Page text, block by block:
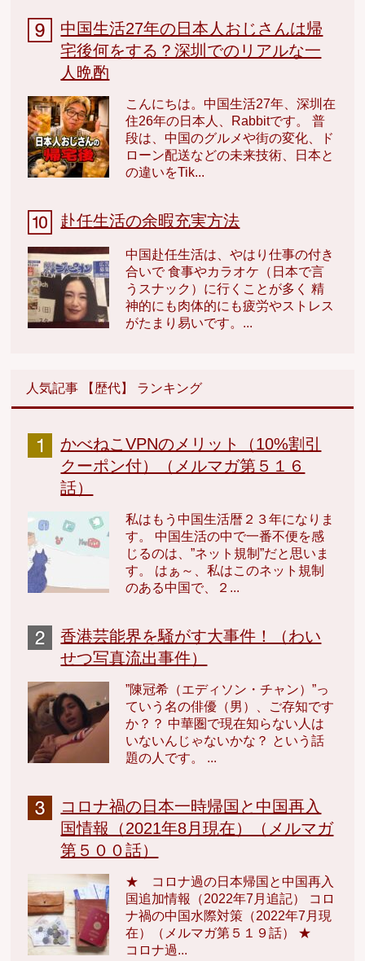
中国生活27年の日本人おじさんは帰
宅後何をする？深圳でのリアルな一
人晩酌
こんにちは。中国生活27年、深圳在
住26年の日本人、Rabbitです。 普
段は、中国のグルメや街の変化、ド
ローン配送などの未来技術、日本と
の違いをTik...
赴任生活の余暇充実方法
中国赴任生活は、やはり仕事の付き
合いで 食事やカラオケ（日本で言
うスナック）に行くことが多く 精
神的にも肉体的にも疲労やストレス
がたまり易いです。...
人気記事 【歴代】 ランキング
かべねこVPNのメリット（10%割引
クーポン付）（メルマガ第５１６
話）
私はもう中国生活暦２３年になりま
す。 中国生活の中で一番不便を感
じるのは、”ネット規制”だと思いま
す。 はぁ～、私はこのネット規制
のある中国で、２...
香港芸能界を騒がす大事件！（わい
せつ写真流出事件）
”陳冠希（エディソン・チャン）”っ
ていう名の俳優（男）、ご存知です
か？？ 中華圏で現在知らない人は
いないんじゃないかな？ という話
題の人です。 ...
コロナ禍の日本一時帰国と中国再入
国情報（2021年8月現在）（メルマガ
第５００話）
★ コロナ過の日本帰国と中国再入
国追加情報（2022年7月追記） コロ
ナ禍の中国水際対策（2022年7月現
在）（メルマガ第５１９話） ★
コロナ過...